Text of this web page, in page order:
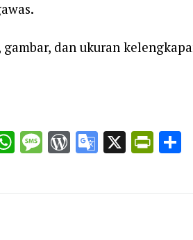
dan ukuran
WhatsApp
Message
WordPress
Google
X